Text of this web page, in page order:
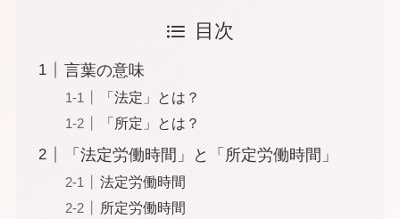
目次
言葉の意味
「法定」とは？
「所定」とは？
「法定労働時間」と「所定労働時間」
法定労働時間
所定労働時間